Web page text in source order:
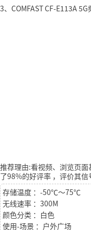
3、COMFAST CF-E113A
推荐理由:看视频、浏览页面
了98%的好评率 ，评价其
存储温度 ：-50℃～75℃
无线速率 ：300M
颜色分类 ：白色
使用-场景 ：户外广场